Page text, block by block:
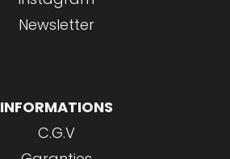
Newsletter
INFORMATIONS
C.G.V